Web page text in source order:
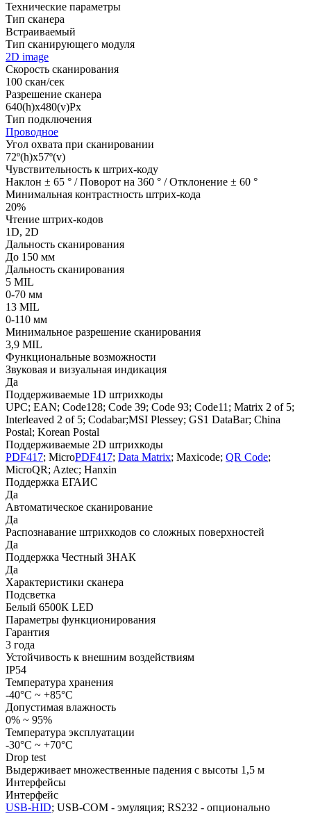
Технические параметры
Тип сканера
Встраиваемый
Тип сканирующего модуля
2D image
Скорость сканирования
100 скан/сек
Разрешение сканера
640(h)х480(v)Px
Тип подключения
Проводное
Угол охвата при сканировании
72º(h)x57º(v)
Чувствительность к штрих-коду
Наклон ± 65 ° / Поворот на 360 ° / Отклонение ± 60 °
Минимальная контрастность штрих-кода
20%
Чтение штрих-кодов
1D, 2D
Дальность сканирования
До 150 мм
Дальность сканирования
5 MIL
0-70 мм
13 MIL
0-110 мм
Минимальное разрешение сканирования
3,9 MIL
Функциональные возможности
Звуковая и визуальная индикация
Да
Поддерживаемые 1D штрихкоды
UPC; EAN; Code128; Code 39; Code 93; Code11; Matrix 2 of 5;
Interleaved 2 of 5; Codabar;MSI Plessey; GS1 DataBar; China
Postal; Korean Postal
Поддерживаемые 2D штрихкоды
PDF417; MicroPDF417; Data Matrix; Maxicode; QR Code;
MicroQR; Aztec; Hanxin
Поддержка ЕГАИС
Да
Автоматическое сканирование
Да
Распознавание штрихкодов со сложных поверхностей
Да
Поддержка Честный ЗНАК
Да
Характеристики сканера
Подсветка
Белый 6500К LED
Параметры функционирования
Гарантия
3 года
Устойчивость к внешним воздействиям
IP54
Температура хранения
-40°С ~ +85°С
Допустимая влажность
0% ~ 95%
Температура эксплуатации
-30°С ~ +70°С
Drop test
Выдерживает множественные падения с высоты 1,5 м
Интерфейсы
Интерфейс
USB-HID; USB-COM - эмуляция; RS232 - опционально